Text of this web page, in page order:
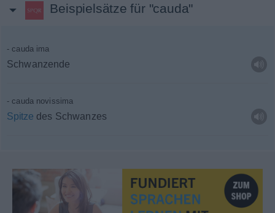
Beispielsätze für "cauda"
cauda ima
Schwanzende
cauda novissima
Spitze des Schwanzes